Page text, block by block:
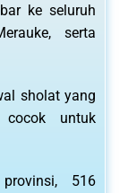
ke seluruh
serta
sholat yang
cocok untuk
516